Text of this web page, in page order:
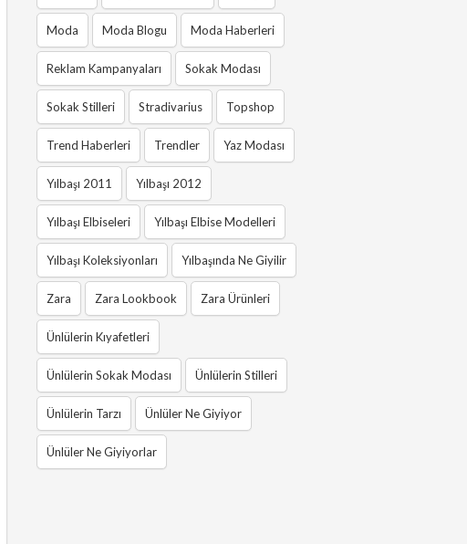
Moda Moda Blogu Moda Haberleri
Reklam Kampanyaları Sokak Modası
Sokak Stilleri Stradivarius Topshop
Trend Haberleri Trendler Yaz Modası
Yılbaşı 2011 Yılbaşı 2012
Yılbaşı Elbiseleri Yılbaşı Elbise Modelleri
Yılbaşı Koleksiyonları Yılbaşında Ne Giyilir
Zara Zara Lookbook Zara Ürünleri
Ünlülerin Kıyafetleri
Ünlülerin Sokak Modası Ünlülerin Stilleri
Ünlülerin Tarzı Ünlüler Ne Giyiyor
Ünlüler Ne Giyiyorlar